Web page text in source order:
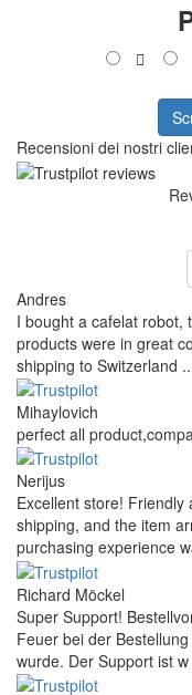
Recensioni dei nostri
Andres
I bought a cafelat robot,
products were in great
shipping to Switzerland
Mihaylovich
perfect all
Nerijus
Excellent store!
shipping, and the item
purchasing experience
Richard Möckel
Super Support!
Feuer bei der
wurde. Der Support ist w